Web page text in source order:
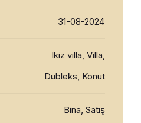
31-08-2024
Ikiz villa, Villa,
Dubleks, Konut
Bina, Satış